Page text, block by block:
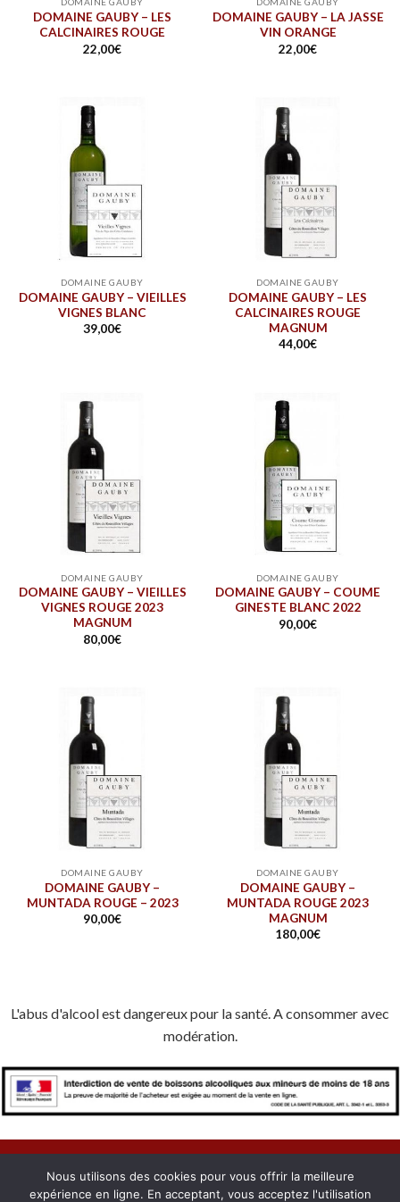
DOMAINE GAUBY
DOMAINE GAUBY – LES
CALCINAIRES ROUGE
22,00€
DOMAINE GAUBY
DOMAINE GAUBY – LA JASSE
VIN ORANGE
22,00€
DOMAINE GAUBY
DOMAINE GAUBY – VIEILLES
VIGNES BLANC
39,00€
DOMAINE GAUBY
DOMAINE GAUBY – LES
CALCINAIRES ROUGE
MAGNUM
44,00€
DOMAINE GAUBY
DOMAINE GAUBY – VIEILLES
VIGNES ROUGE 2023
MAGNUM
80,00€
DOMAINE GAUBY
DOMAINE GAUBY – COUME
GINESTE BLANC 2022
90,00€
DOMAINE GAUBY
DOMAINE GAUBY –
MUNTADA ROUGE – 2023
90,00€
DOMAINE GAUBY
DOMAINE GAUBY –
MUNTADA ROUGE 2023
MAGNUM
180,00€
L'abus d'alcool est dangereux pour la santé. A consommer avec
modération.
Nous utilisons des cookies pour vous offrir la meilleure
expérience en ligne. En acceptant, vous acceptez l'utilisation